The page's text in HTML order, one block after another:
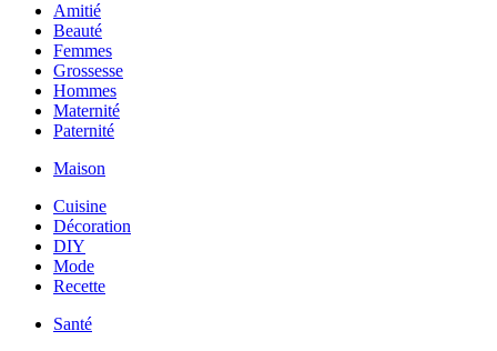
Amitié
Beauté
Femmes
Grossesse
Hommes
Maternité
Paternité
Maison
Cuisine
Décoration
DIY
Mode
Recette
Santé